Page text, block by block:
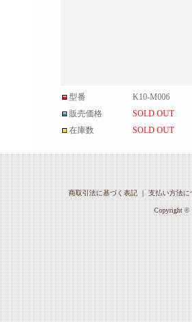
型番
K10-M006
販売価格
SOLD OUT
在庫数
SOLD OUT
商取引法に基づく表記｜支払い方法に
Copyright ©